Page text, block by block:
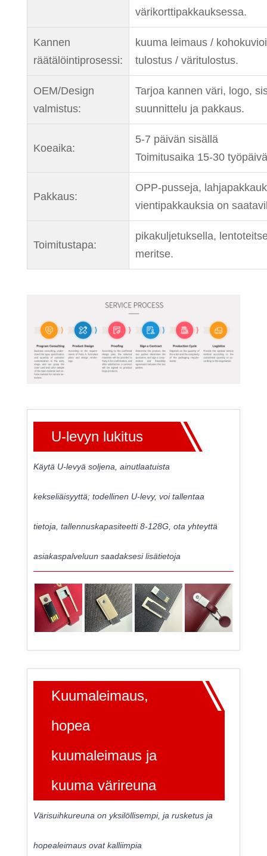
värikorttipakkauksessa.
Kannen
räätälöintiprosessi:
kuuma leimaus /
tulostus / väritulostus.
OEM/Design
valmistus:
Tarjoa kannen väri, logo,
suunnittelu ja pakkaus.
Koeaika:
5-7 päivän sisällä
Toimitusaika 15-30
Pakkaus:
OPP-pusseja,
vientipakkauksia on
Toimitustapa:
pikakuljetuksella,
meritse.
U-levyn lukitus
Käytä U-levyä soljena, ainutlaatuista
kekseliäisyyttä; todellinen U-levy, voi tallentaa
tietoja, tallennuskapasiteetti 8-128G, ota yhteyttä
asiakaspalveluun saadaksesi lisätietoja
Kuumaleimaus,
hopea
kuumaleimaus ja
kuuma värireuna
Värisuihkureuna on yksilöllisempi, ja rusketus ja
hopealeimaus ovat kalliimpia